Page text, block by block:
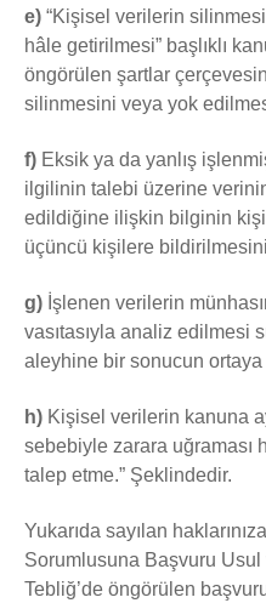
e) “Kişisel verilerin
hâle getirilmesi” başlıklı
öngörülen şartlar
silinmesini veya yok
f) Eksik ya da yanlış
ilgilinin talebi üzerine
edildiğine ilişkin bilginin
üçüncü kişilere
g) İşlenen verilerin
vasıtasıyla analiz edilmesi
aleyhine bir sonucun ortaya
h) Kişisel verilerin kanuna
sebebiyle zarara uğraması
talep etme.” Şeklindedir.
Yukarıda sayılan
Sorumlusuna Başvuru Usul
Tebliğ’de öngörülen